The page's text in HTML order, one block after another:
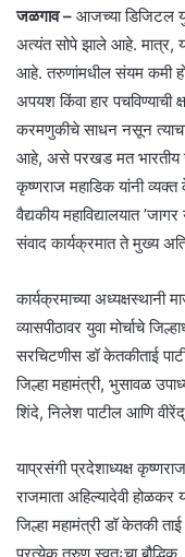
जळगाव – आजच्या डिजिटल
अत्यंत सोपे झाले आहे. मात्र, या
आहे. तरुणांमधील संयम कमी
अपयश किंवा हार
करमणुकीचे साधन नसून त्याचा
आहे, असे परखड मत भारतीय
कृष्णराज महाडिक यांनी
वैद्यकीय महाविद्यालयात
संवाद कार्यक्रमात ते मुख्य
कार्यक्रमाच्या अध्यक्षस्थानी
व्यासपीठावर युवा मोर्चाचे
सरचिटणीस डॉ केतकीताई
जिल्हा महामंत्री, भुसावळ
शिंदे, निलेश पाटील आणि
याप्रसंगी प्रदेशाध्यक्ष
राजमाता अहिल्यादेवी
जिल्हा महामंत्री डॉ केतकी